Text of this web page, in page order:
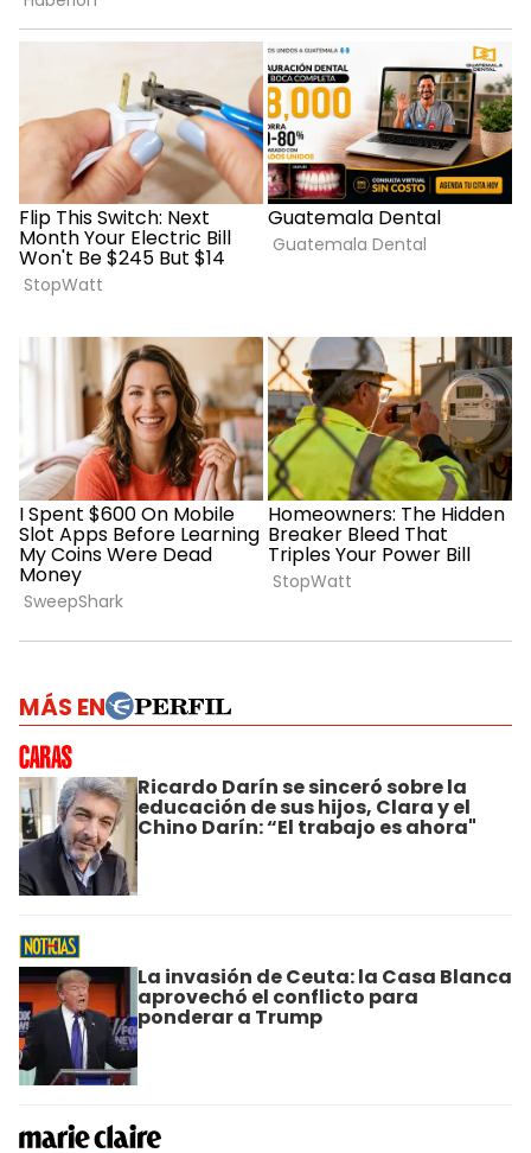
MÁS EN
Ricardo Darín se sinceró sobre la
educación de sus hijos, Clara y el
Chino Darín: “El trabajo es ahora"
La invasión de Ceuta: la Casa Blanca
aprovechó el conflicto para
ponderar a Trump